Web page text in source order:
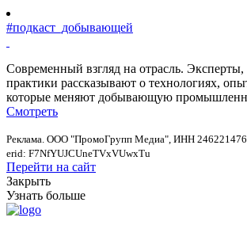
#подкаст_добывающей
Современный взгляд на отрасль. Эксперты,
практики рассказывают о технологиях,
которые меняют добывающую
Смотреть
Реклама. ООО "ПромоГрупп Медиа", ИНН
erid: F7NfYUJCUneTVxVUwxTu
Перейти на сайт
Закрыть
Узнать больше